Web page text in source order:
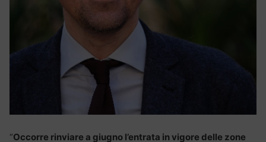
“Occorre rinviare a giugno l’entrata in vigore delle zone